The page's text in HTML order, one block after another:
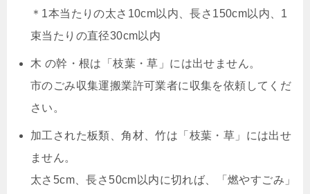
＊1本当たりの太さ10cm以内、長さ150cm以内、1
束当たりの直径30cm以内
木 の幹・根は「枝葉・草」には出せません。
市のごみ収集運搬業許可業者に収集を依頼してくだ
さい。
加工された板類、角材、竹は「枝葉・草」には出せ
ません。
太さ5cm、長さ50cm以内に切れば、「燃やすごみ」